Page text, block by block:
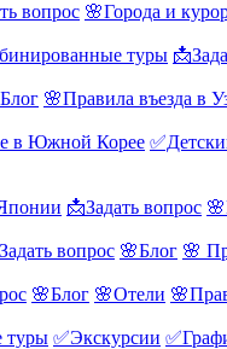
вопрос 🌸Города и
туры
🌸Правила въезда в
в Южной Корее
📩Задать вопрос
вопрос 🌸Блог 🌸
🌸Блог 🌸Отели
туры ✅Экскурсии